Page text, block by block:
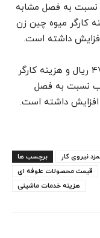
ریال بوده که نسبت به فصل مشابه
هزینه کارگر میوه چین زن
همچنین، هزینه کارگر تنک کار مرد ۴۷۷۴۹۲ ریال و هزینه کارگر
به ترتیب نسبت به فصل
برچسب ها
نیروی کار
قیمت محصولات علوفه ای
هزینه خدمات ماشینی